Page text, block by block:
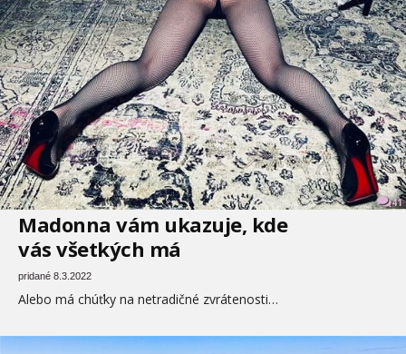
41
Madonna vám ukazuje, kde
vás všetkých má
pridané 8.3.2022
Alebo má chúťky na netradičné zvrátenosti…